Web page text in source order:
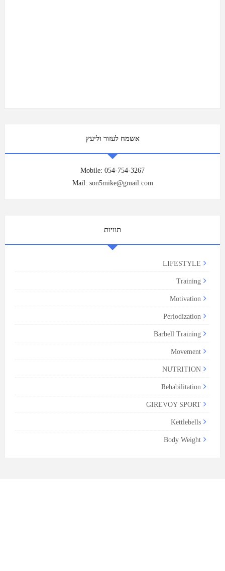
אשמח לעזור וליעץ
Mobile: 054-754-3267
Mail: son5mike@gmail.com
תוויות
LIFESTYLE
Training
Motivation
Periodization
Barbell Training
Movement
NUTRITION
Rehabilitation
GIREVOY SPORT
Kettlebells
Body Weight